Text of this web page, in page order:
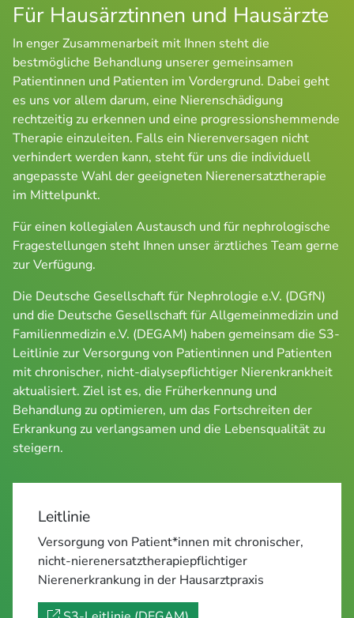
Für Hausärztinnen und Hausärzte
In enger Zusammenarbeit mit Ihnen steht die
bestmögliche Behandlung unserer gemeinsamen
Patientinnen und Patienten im Vordergrund. Dabei geht
es uns vor allem darum, eine Nierenschädigung
rechtzeitig zu erkennen und eine progressionshemmende
Therapie einzuleiten. Falls ein Nierenversagen nicht
verhindert werden kann, steht für uns die individuell
angepasste Wahl der geeigneten Nierenersatztherapie
im Mittelpunkt.
Für einen kollegialen Austausch und für nephrologische
Fragestellungen steht Ihnen unser ärztliches Team gerne
zur Verfügung.
Die Deutsche Gesellschaft für Nephrologie e.V. (DGfN)
und die Deutsche Gesellschaft für Allgemeinmedizin und
Familienmedizin e.V. (DEGAM) haben gemeinsam die S3-
Leitlinie zur Versorgung von Patientinnen und Patienten
mit chronischer, nicht-dialysepflichtiger Nierenkrankheit
aktualisiert. Ziel ist es, die Früherkennung und
Behandlung zu optimieren, um das Fortschreiten der
Erkrankung zu verlangsamen und die Lebensqualität zu
steigern.
Leitlinie
Versorgung von Patient*innen mit chronischer,
nicht-nierenersatztherapiepflichtiger
Nierenerkrankung in der Hausarztpraxis